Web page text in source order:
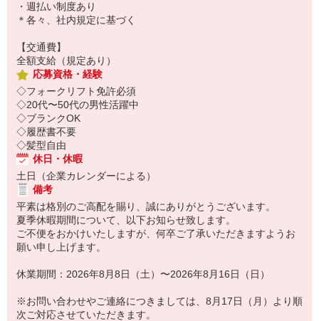
・週払い制度あり
＊各々、社内規定に基づく
【交通費】
全額支給（規定あり）
応募資格・経験
◇フォークリフト免許必須
◇20代〜50代の男性活躍中
◇ブランクOK
◇履歴書不要
◇髪型自由
休日・休暇
土日（企業カレンダーによる）
備考
平素は格別のご高配を賜り、誠にありがとうございます。
夏季休暇期間について、以下お知らせ致します。
ご不便をおかけいたしますが、何卒ご了承いただきますようお
願い申し上げます。
休業期間：2026年8月8日（土）〜2026年8月16日（日）
※お問い合わせやご連絡につきましては、8月17日（月）より順
次ご対応させていただきます。